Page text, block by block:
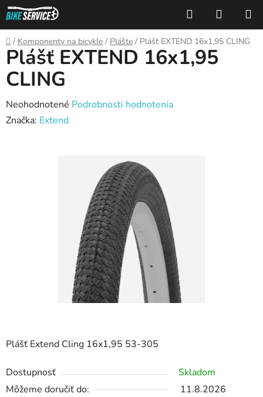
Prejsť
na
obsah
Hľadať
KOŠÍK
Domov
/ Komponenty na bicykle / Plášte / Plášť EXTEND 16x1,95 CLING
Plášť Extend Cling 16x1,95 53-305
Dostupnosť
Skladom
Môžeme doručiť do:
11.8.2026
Plášť EXTEND 16x1,95
CLING
Priemerné
hodnotenie
Neohodnotené Podrobnosti hodnotenia
Značka: Extend